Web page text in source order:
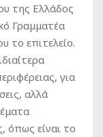
της Ελλάδος
Γραμματέα
το επιτελείο.
για
αλλά
όπως είναι το